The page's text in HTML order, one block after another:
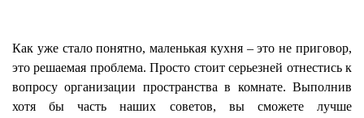
Как уже стало понятно, маленькая кухня – это не приговор,
это решаемая проблема. Просто стоит серьезней отнестись к
вопросу организации пространства в комнате. Выполнив
хотя бы часть наших советов, вы сможете лучше